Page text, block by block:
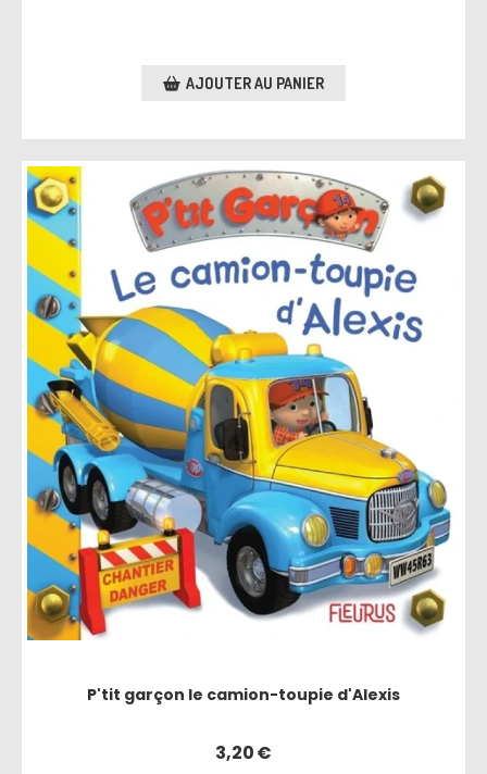
AJOUTER AU PANIER
P'tit garçon le camion-toupie d'Alexis
3,20€